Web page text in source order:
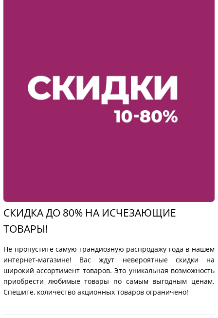
СКИДКА ДО 80% НА ИСЧЕЗАЮЩИЕ
ТОВАРЫ!
Не пропустите самую грандиозную распродажу года в нашем
интернет-магазине! Вас ждут невероятные скидки на
широкий ассортимент товаров. Это уникальная возможность
приобрести любимые товары по самым выгодным ценам.
Спешите, количество акционных товаров ограничено!